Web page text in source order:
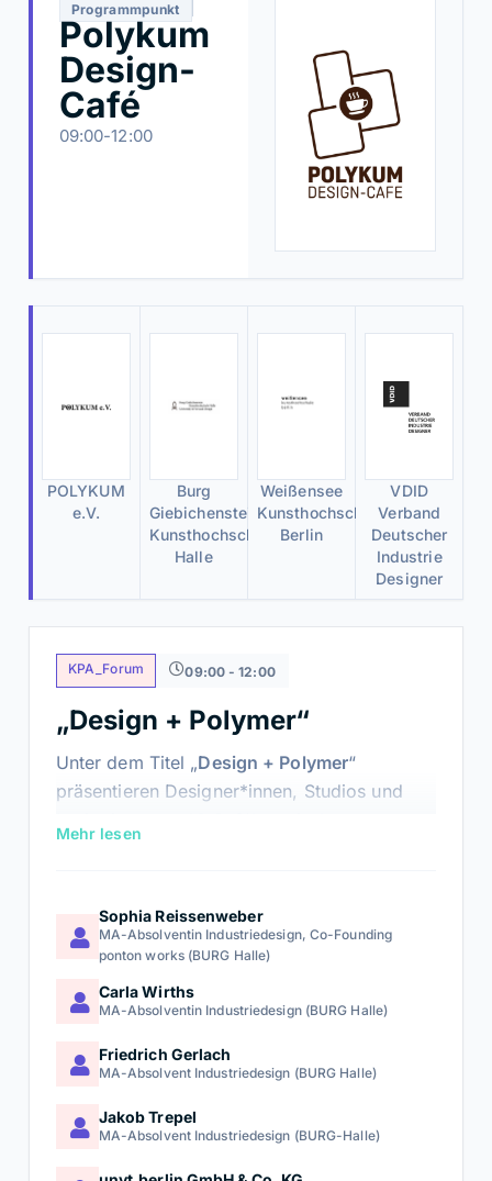
Programmpunkt
Polykum
Design-
Café
09:00-12:00
POLYKUM
e.V.
Burg
Giebichenstein
Kunsthochschule
Halle
Weißensee
Kunsthochschule
Berlin
VDID
Verband
Deutscher
Industrie
Designer
KPA_Forum 09:00 - 12:00
„Design + Polymer“
Unter dem Titel „Design + Polymer“
präsentieren Designer*innen, Studios und
sie mit Kunststoffverarbeitern, Unternehmen
und Fachbesucher*innen diskutieren
möchten.
An den 10 Tischen begrüßen Sie:Sophia
Gerlach, Jakob Trepel, unyt.berlin GmbH &
JüngerKühn Studio, WINT – Design &
Studio Circology
Mehr lesen
Sophia Reissenweber
MA-Absolventin Industriedesign, Co-Founding
ponton works (BURG Halle)
Carla Wirths
MA-Absolventin Industriedesign (BURG Halle)
Friedrich Gerlach
MA-Absolvent Industriedesign (BURG Halle)
Jakob Trepel
MA-Absolvent Industriedesign (BURG-Halle)